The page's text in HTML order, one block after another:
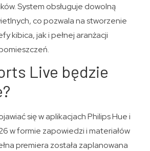
System obsługuje dowolną
co pozwala na stworzenie
kibica, jak i pełnej aranżacji
Live będzie
się w aplikacjach Philips Hue i
w formie zapowiedzi i materiałów
premiera została zaplanowana